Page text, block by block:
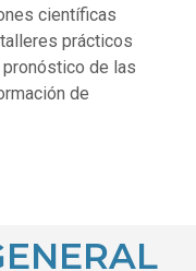
científicas
prácticos
de las
de